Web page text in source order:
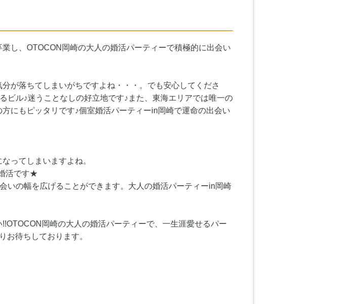
し、OTOCON岡崎の大人の婚活パーティーで積極的に出会い
が落ちてしまいがちですよね・・・。でも安心してくださ
ビル♪迷うことなしの好立地です♪また、東海エリアでは唯一の
にもピッタリです♪個室婚活パーティーin岡崎で運命の出会い
ってしまいますよね。
活です★
いの幅を広げることができます。大人の婚活パーティーin岡崎
岡崎の大人の婚活パーティーで、一生涯愛せるパー
お待ちしております。